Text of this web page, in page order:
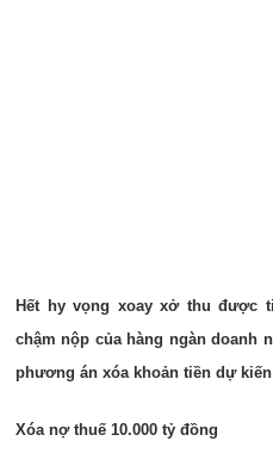
Hết hy vọng xoay xở thu được
chậm nộp của hàng ngàn doanh
phương án xóa khoản tiền dự
Xóa nợ thuế 10.000 tỷ đồng